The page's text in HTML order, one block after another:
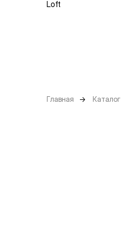
Loft
Главная → Каталог